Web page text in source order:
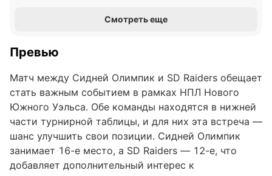
Смотреть еще
Превью
Матч между Сидней Олимпик и SD Raiders обещает
стать важным событием в рамках НПЛ Нового
Южного Уэльса. Обе команды находятся в нижней
части турнирной таблицы, и для них эта встреча —
шанс улучшить свои позиции. Сидней Олимпик
занимает 16-е место, а SD Raiders — 12-е, что
добавляет дополнительный интерес к